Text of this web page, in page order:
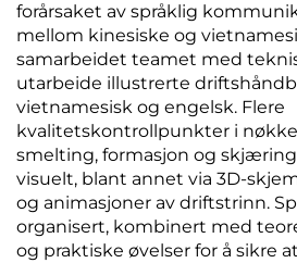
forårsaket av språklig
mellom kinesiske og
samarbeidet teamet med
utarbeide illustrerte
vietnamesisk og engelsk. Flere
kvalitetskontrollpunkter i
smelting, formasjon og
visuelt, blant annet via 3D-
og animasjoner av driftstrinn.
organisert, kombinert med
og praktiske øvelser for å sikre